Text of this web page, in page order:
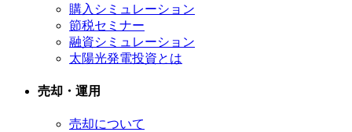
購入シミュレーション
節税セミナー
融資シミュレーション
太陽光発電投資とは
売却・運用
売却について